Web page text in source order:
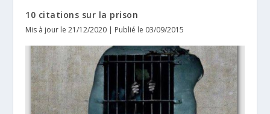
10 citations sur la prison
Mis à jour le 21/12/2020 | Publié le 03/09/2015